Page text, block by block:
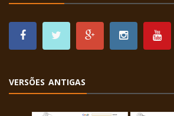
VERSÕES ANTIGAS